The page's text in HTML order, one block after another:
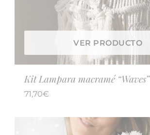
VER PRODUCTO
Kit Lampara macramé “Waves”
71,70€